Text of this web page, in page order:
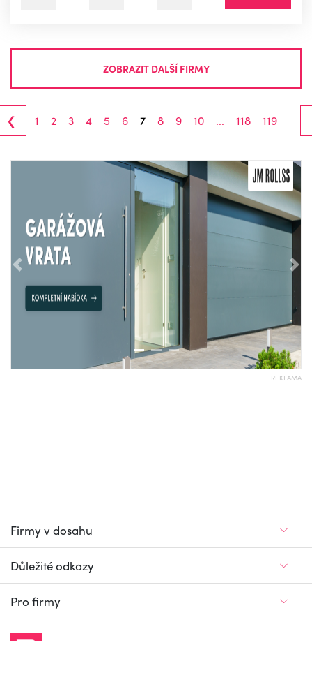
ZOBRAZIT DALŠÍ FIRMY
‹ 1 2 3 4 5 6 7 8 9 10 ... 118 119
Předchozí
REKLAMA
Firmy v dosahu
Důležité odkazy
Pro firmy